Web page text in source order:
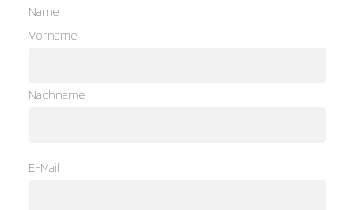
Name
Vorname
Nachname
E-Mail